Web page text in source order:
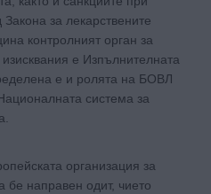
за лекарствените
контролният орган за
е Изпълнителната
е и ролята на БОВЛ
система за
организация за
бе направен одит, чието